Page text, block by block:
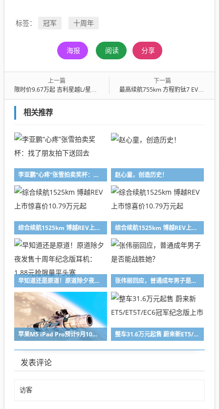
标签： 冠军 十周年
海报 阅读 分享
上一篇
限时价9.67万起 吉利星越L/星瑞i-HEV智擎混动正式上市
下一篇
最高续航755km 方程豹钛7 EV闪充版上市售价19.98万元起
相关推荐
李亚鹏“心疼”张雪拍卖奖杯：找了朋友拍下送回去 赵心童，创造历史！
综合续航1525km 博越REV上市惊喜价10.79万元起 综合续航1525km 博越REV上市惊喜价10.79万元起
早知道还是原道！原道除夕夜发售十周年纪念版耳机：1.88元抢限量平头塞 张伟丽回应，普通成年男子是否能战胜她？
苹果M5 iPad Pro预计9月10日发布 整车31.6万元起售 蔚来新ET5/ET5T/EC6冠军纪念版上市
发表评论